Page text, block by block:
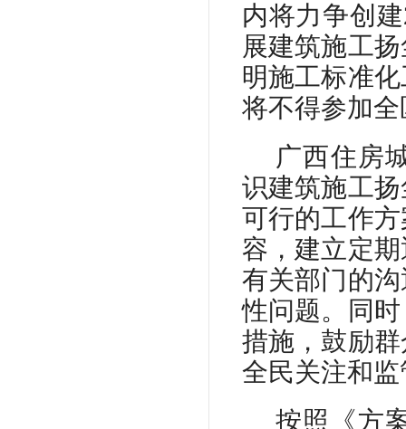
内将力争创
展建筑施工
明施工标准
将不得参加
广西住房
识建筑施工
可行的工作
容，建立定
有关部门的
性问题。同
措施，鼓励
全民关注和
按照《方